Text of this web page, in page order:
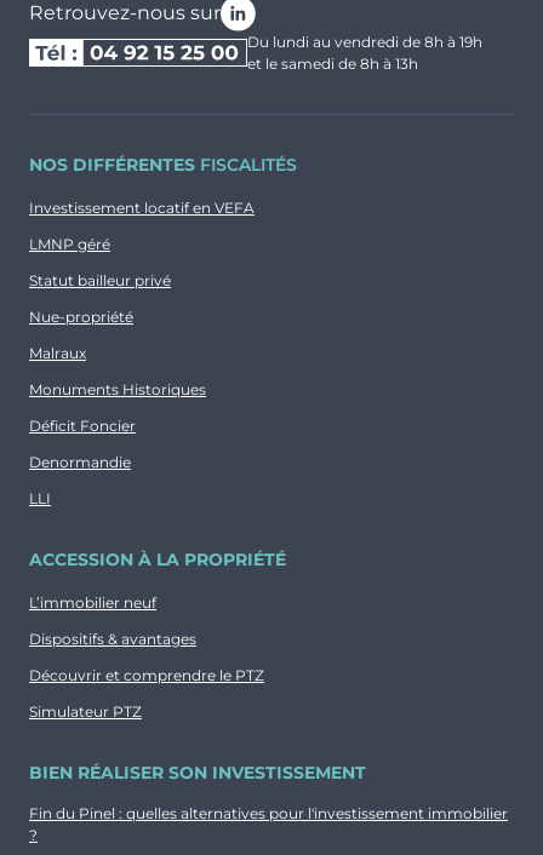
Retrouvez-nous sur
Du lundi au vendredi de 8h à 19h
et le samedi de 8h à 13h
NOS DIFFÉRENTES FISCALITÉS
Investissement locatif en VEFA
LMNP géré
Statut bailleur privé
Nue-propriété
Malraux
Monuments Historiques
Déficit Foncier
Denormandie
LLI
ACCESSION À LA PROPRIÉTÉ
L’immobilier neuf
Dispositifs & avantages
Découvrir et comprendre le PTZ
Simulateur PTZ
BIEN RÉALISER SON INVESTISSEMENT
Fin du Pinel : quelles alternatives pour l'investissement immobilier
?